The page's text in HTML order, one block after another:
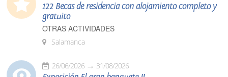
122 Becas de residencia con alojamiento completo y
gratuito
OTRAS ACTIVIDADES
Salamanca
26/06/2026 31/08/2026